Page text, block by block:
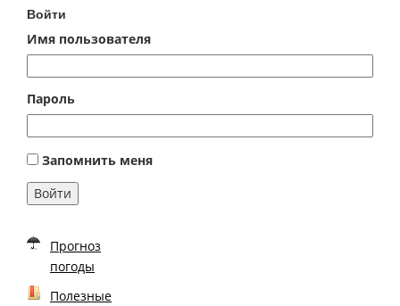
Войти
Имя пользователя
Пароль
Запомнить меня
Войти
Прогноз
погоды
Полезные